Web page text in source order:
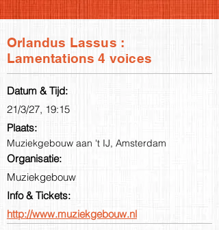
Orlandus Lassus :
Lamentations 4 voices
Datum & Tijd:
21/3/27, 19:15
Plaats:
Muziekgebouw aan 't IJ, Amsterdam
Organisatie:
Muziekgebouw
Info & Tickets:
http://www.muziekgebouw.nl